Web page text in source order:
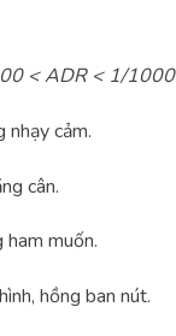
< ADR < 1/1000
nhạy cảm.
cân.
ham muốn.
hồng ban nút.